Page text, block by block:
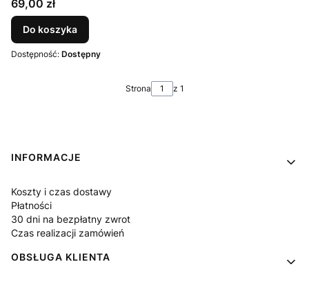
69,00 zł
Do koszyka
Dostępność: Dostępny
Strona z 1
Linki w stopce
INFORMACJE
Koszty i czas dostawy
Płatności
30 dni na bezpłatny zwrot
Czas realizacji zamówień
OBSŁUGA KLIENTA